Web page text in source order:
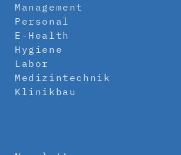
Management
Personal
E-Health
Hygiene
Labor
Medizintechnik
Klinikbau